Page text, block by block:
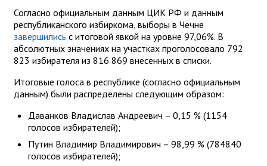
Согласно официальным данным ЦИК РФ и данным
республиканского избиркома, выборы в Чечне
завершились с итоговой явкой на уровне 97,06%. В
абсолютных значениях на участках проголосовало 792
823 избирателя из 816 869 внесенных в списки.
Итоговые голоса в республике (согласно официальным
данным) были распределены следующим образом:
Даванков Владислав Андреевич – 0,15 % (1154
голосов избирателей);
Путин Владимир Владимирович – 98,99 % (784840
голосов избирателей);